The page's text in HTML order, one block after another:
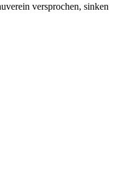
versprochen, sinken